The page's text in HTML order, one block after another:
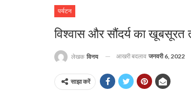
पर्यटन
विश्वास और सौंदर्य का खूबसूरत
लेखक विनय आखरी बदलाव जनवरी 6, 2022
साझा करें